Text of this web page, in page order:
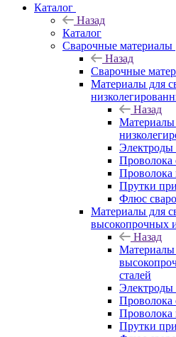
Каталог
Назад
Каталог
Сварочные материалы
Назад
Сварочные
Материалы для
Назад
Материалы
Электроды
Проволока
Проволока
Прутки
Флюс
Материалы для
высокопрочных
Назад
Материалы
сталей
Электроды
Проволока
Проволока
Прутки